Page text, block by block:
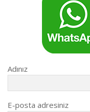
Adınız
E-posta adresiniz